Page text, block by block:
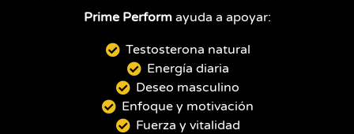
Prime Performayuda a apoyar:
Testosterona natural
Energía diaria
Deseo masculino
Enfoque y motivación
Fuerza y vitalidad